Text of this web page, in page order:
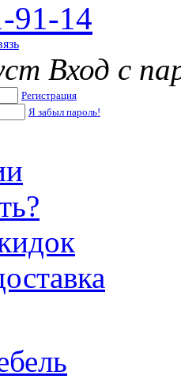
91-14
Вход с
Регистрация
Я забыл пароль!